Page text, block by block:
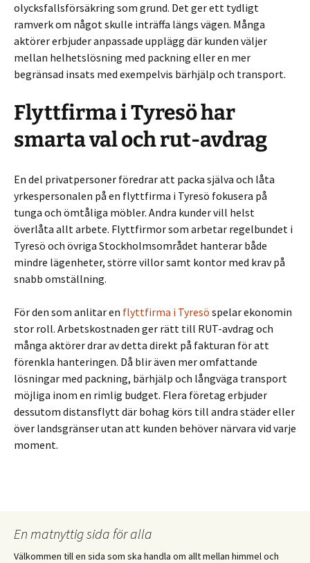
olycksfallsförsäkring som grund. Det ger ett tydligt
ramverk om något skulle inträffa längs vägen. Många
aktörer erbjuder anpassade upplägg där kunden väljer
mellan helhetslösning med packning eller en mer
begränsad insats med exempelvis bärhjälp och transport.
Flyttfirma i Tyresö har
smarta val och rut-avdrag
En del privatpersoner föredrar att packa själva och låta
yrkespersonalen på en flyttfirma i Tyresö fokusera på
tunga och ömtåliga möbler. Andra kunder vill helst
överlåta allt arbete. Flyttfirmor som arbetar regelbundet i
Tyresö och övriga Stockholmsområdet hanterar både
mindre lägenheter, större villor samt kontor med krav på
snabb omställning.
För den som anlitar en flyttfirma i Tyresö spelar ekonomin
stor roll. Arbetskostnaden ger rätt till RUT-avdrag och
många aktörer drar av detta direkt på fakturan för att
förenkla hanteringen. Då blir även mer omfattande
lösningar med packning, bärhjälp och långväga transport
möjliga inom en rimlig budget. Flera företag erbjuder
dessutom distansflytt där bohag körs till andra städer eller
över landsgränser utan att kunden behöver närvara vid varje
moment.
En matnyttig sida för alla
Välkommen till en sida som ska handla om allt mellan himmel och